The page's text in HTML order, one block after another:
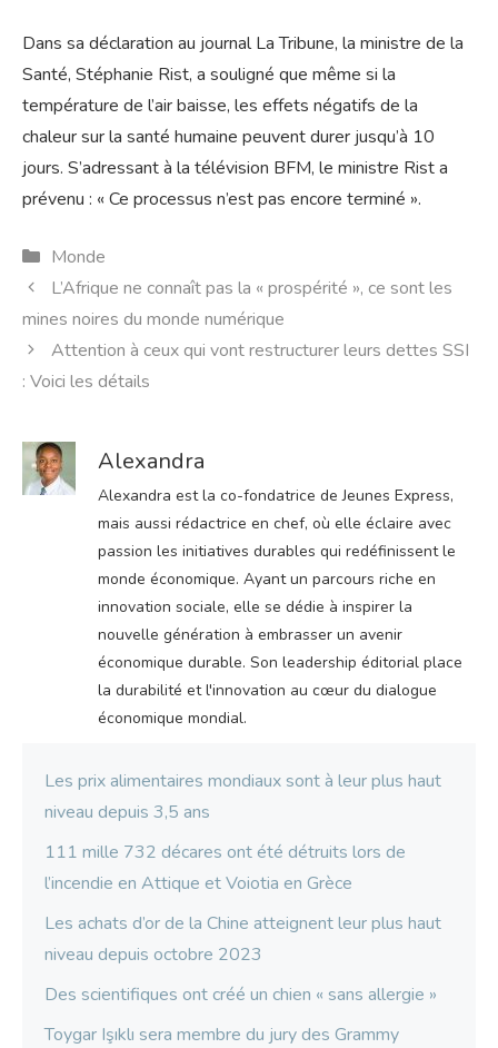
Dans sa déclaration au journal La Tribune, la ministre de la
Santé, Stéphanie Rist, a souligné que même si la
température de l’air baisse, les effets négatifs de la
chaleur sur la santé humaine peuvent durer jusqu’à 10
jours. S’adressant à la télévision BFM, le ministre Rist a
prévenu : « Ce processus n’est pas encore terminé ».
Catégories
Monde
L’Afrique ne connaît pas la « prospérité », ce sont les
mines noires du monde numérique
Attention à ceux qui vont restructurer leurs dettes SSI
: Voici les détails
Alexandra
Alexandra est la co-fondatrice de Jeunes Express,
mais aussi rédactrice en chef, où elle éclaire avec
passion les initiatives durables qui redéfinissent le
monde économique. Ayant un parcours riche en
innovation sociale, elle se dédie à inspirer la
nouvelle génération à embrasser un avenir
économique durable. Son leadership éditorial place
la durabilité et l'innovation au cœur du dialogue
économique mondial.
Les prix alimentaires mondiaux sont à leur plus haut
niveau depuis 3,5 ans
111 mille 732 décares ont été détruits lors de
l’incendie en Attique et Voiotia en Grèce
Les achats d’or de la Chine atteignent leur plus haut
niveau depuis octobre 2023
Des scientifiques ont créé un chien « sans allergie »
Toygar Işıklı sera membre du jury des Grammy